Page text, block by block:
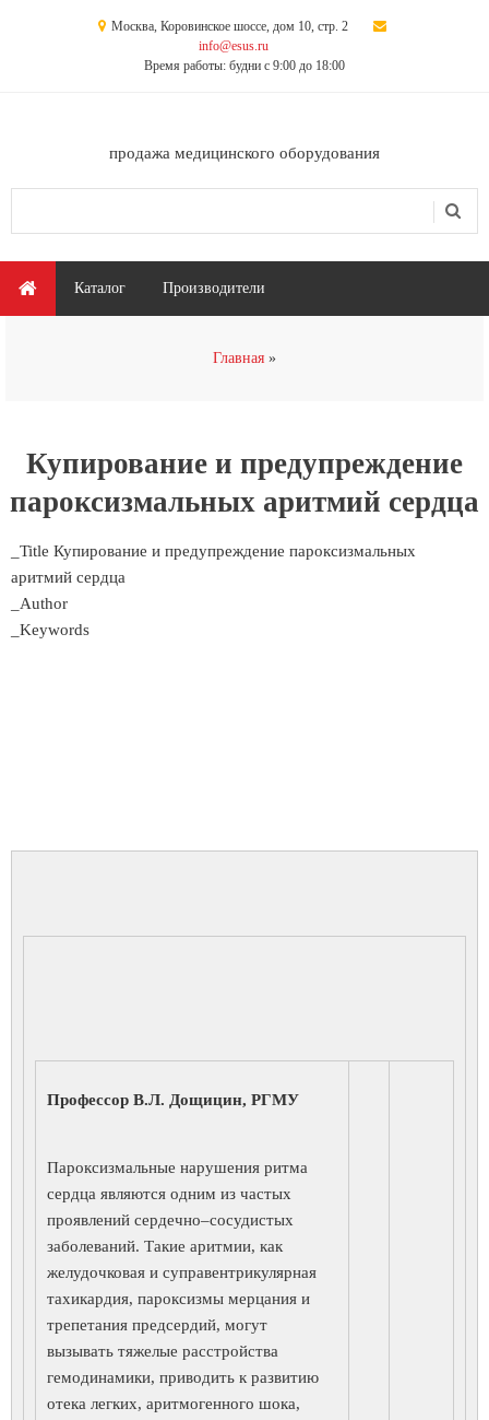
Москва, Коровинское шоссе, дом 10, стр. 2
info@esus.ru
Время работы: будни с 9:00 до 18:00
продажа медицинского оборудования
Главное меню
Каталог Производители
Главная
Купирование и предупреждение
пароксизмальных аритмий сердца
_Title Купирование и предупреждение пароксизмальных
аритмий сердца
_Author
_Keywords
Профессор В.Л. Дощицин, РГМУ
Пароксизмальные нарушения ритма
сердца являются одним из частых
проявлений сердечно–сосудистых
заболеваний. Такие аритмии, как
желудочковая и суправентрикулярная
тахикардия, пароксизмы мерцания и
трепетания предсердий, могут
вызывать тяжелые расстройства
гемодинамики, приводить к развитию
отека легких, аритмогенного шока,